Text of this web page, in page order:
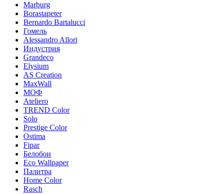
Marburg
Borastapeter
Bernardo Bartalucci
Гомель
Alessandro Allori
Индустрия
Grandeco
Elysium
AS Creation
MaxWall
МОФ
Ateliero
TREND Color
Solo
Prestige Color
Ostima
Fipar
Белобои
Eco Wallpaper
Палитра
Home Color
Rasch